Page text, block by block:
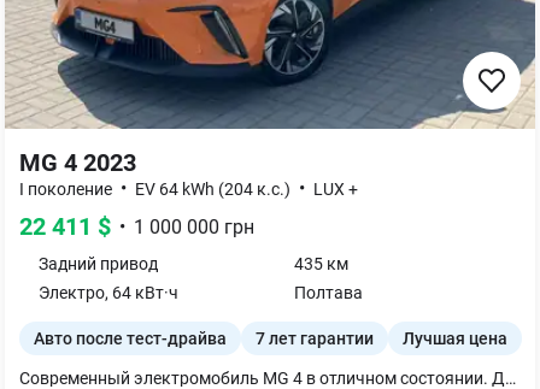
MG 4 2023
I поколение • EV 64 kWh (204 к.с.) • LUX +
22 411 $ • 1 000 000 грн
Задний привод
435 км
Электро, 64 кВт·ч Полтава
Авто после тест-драйва 7 лет гарантии Лучшая цена
Современный электромобиль MG 4 в отличном состоянии. Динамичный задний привод, комфортный запас хода до 435 км и быстрая зарядка. Просторный салон, полный набор современных опций и систем безопасности для удобных поездок. Автомобиль в идеальном состоянии, ухожен и не требует никаких вложений. Звоните, проведем осмотр!